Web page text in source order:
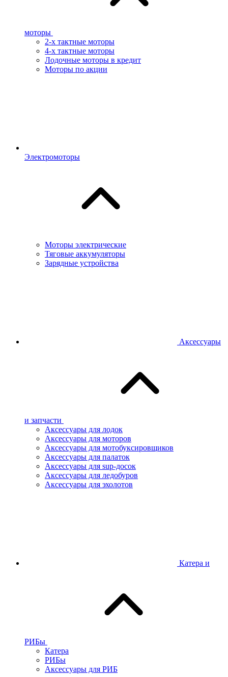
моторы
2-х тактные моторы
4-х тактные моторы
Лодочные моторы в кредит
Моторы по акции
Электромоторы
Моторы электрические
Тяговые аккумуляторы
Зарядные устройства
Аксессуары
и запчасти
Аксессуары для лодок
Аксессуары для моторов
Аксессуары для мотобуксировщиков
Аксессуары для палаток
Аксессуары для sup-досок
Аксессуары для ледобуров
Аксессуары для эхолотов
Катера и
РИБы
Катера
РИБы
Аксессуары для РИБ